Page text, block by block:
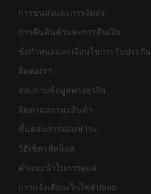
การขนส่งและการจัดส่ง
การคืนสินค้าและการคืนเงิน
ข้อกำหนดและเงื่อนไขการรับประกัน
ติดต่อเรา
สอบถามข้อมูลทางธุรกิจ
ติดตามสถานะสินค้า
ขั้นตอนการผ่อนชำระ
วิธีเซ็ตรหัสล็อค
คำแนะนำในการดูแล
การแจ้งเตือนเว็บไซต์ปลอม